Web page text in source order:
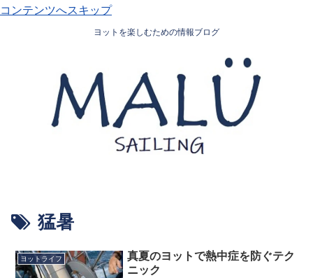
コンテンツへスキップ
ヨットを楽しむための情報ブログ
猛暑
ヨットライフ
真夏のヨットで熱中症を防ぐテク
ニック